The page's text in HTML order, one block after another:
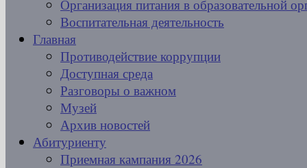
Организация питания в образовательной
Воспитательная деятельность
Главная
Противодействие коррупции
Доступная среда
Разговоры о важном
Музей
Архив новостей
Абитуриенту
Приемная кампания 2026